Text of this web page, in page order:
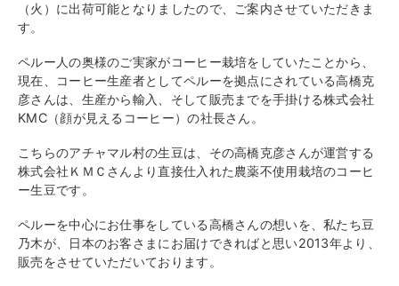
（火）に出荷可能となりましたので、ご案内させていただきま
す。
ペルー人の奥様のご実家がコーヒー栽培をしていたことから、
現在、コーヒー生産者としてペルーを拠点にされている高橋克
彦さんは、生産から輸入、そして販売までを手掛ける株式会社
KMC（顔が見えるコーヒー）の社長さん。
こちらのアチャマル村の生豆は、その高橋克彦さんが運営する
株式会社ＫＭＣさんより直接仕入れた農薬不使用栽培のコーヒ
ー生豆です。
ペルーを中心にお仕事をしている高橋さんの想いを、私たち豆
乃木が、日本のお客さまにお届けできればと思い2013年より、
販売をさせていただいております。